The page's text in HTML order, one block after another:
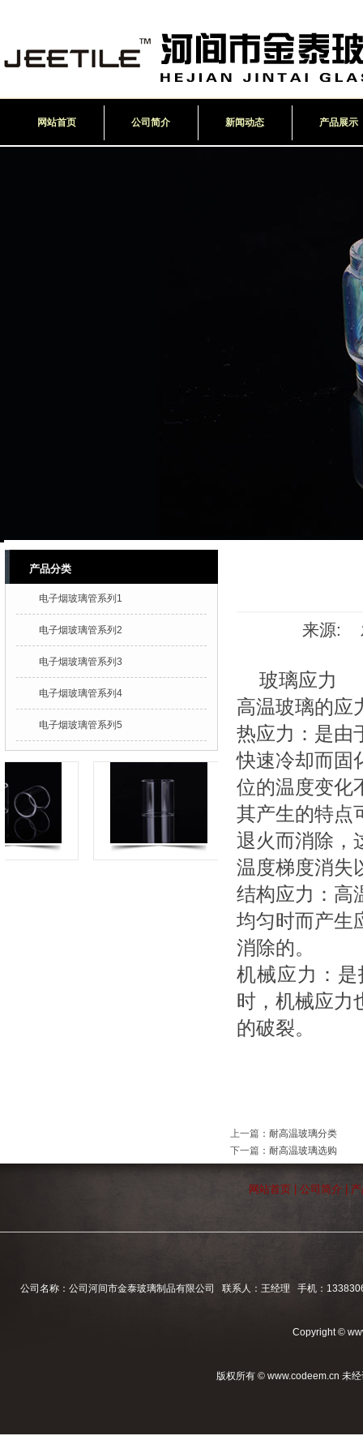
网站首页 公司简介 新闻动态 产品展示
来源:
玻璃应力
高温玻璃的应
热应力：是由
快速冷却而固
位的温度变化
其产生的特点
退火而消除，
温度梯度消失
结构应力：高
均匀时而产生
消除的。
机械应力：
时，机械应力
的破裂。
上一篇 ： 耐高温玻璃分类
下一篇 ： 耐高温玻璃选购
产品分类
电子烟玻璃管系列1
电子烟玻璃管系列2
电子烟玻璃管系列3
电子烟玻璃管系列4
电子烟玻璃管系列5
网站首页| 公司简介|
公司名称：公司河间市金泰玻璃制品有限公司 联系人：王经理 手机：
Copyright ©
版权所有 © www.codeem.cn 未